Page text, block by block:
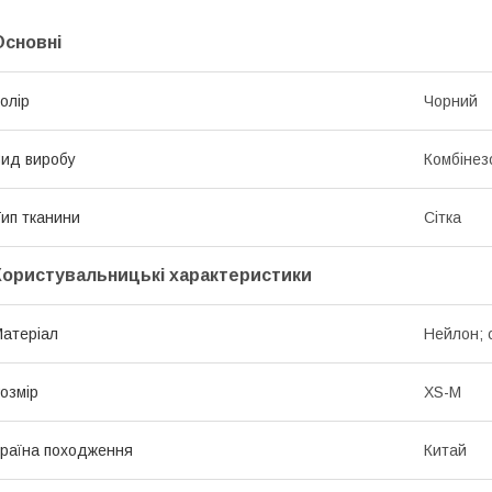
Чорний
виробу
тканини Сітка
характеристики
Нейлон;
XS-M
походження Китай